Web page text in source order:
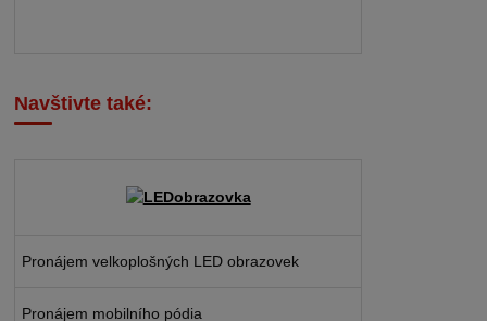
Navštivte také:
Pronájem velkoplošných LED obrazovek
Pronájem mobilního pódia